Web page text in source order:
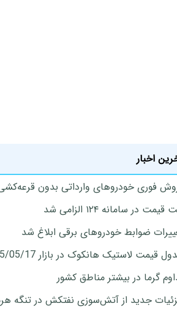
اخبار
فوری خودروهای وارداتی بدون
در سامانه ۱۲۴ الزامی شد
ضوابط خودروهای برقی ابلاغ شد
قیمت لاستیک هانکوک در بازار 1405/05/17
گرما در بیشتر مناطق کشور
جدید از آتش‌سوزی نفتکش در تنگه